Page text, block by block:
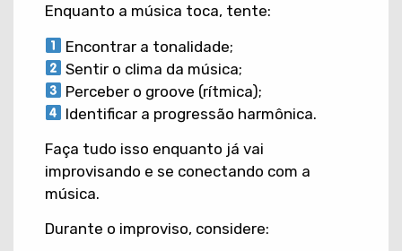
Enquanto a música toca, tente:
Encontrar a tonalidade;
Sentir o clima da música;
Perceber o groove (rítmica);
Identificar a progressão harmônica.
Faça tudo isso enquanto já vai
improvisando e se conectando com a
música.
Durante o improviso, considere: